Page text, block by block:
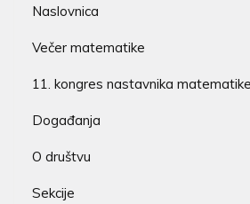
Naslovnica
Večer matematike
11. kongres nastavnika matematike
Događanja
O društvu
Sekcije